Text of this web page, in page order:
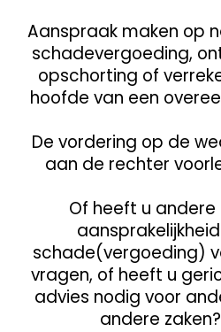
Aanspraak maken op
schadevergoeding,
opschorting of
hoofde van een
De vordering op de
aan de rechter
Of heeft u andere
schade(vergoeding)
vragen, of heeft u
advies nodig voor
andere zaken?